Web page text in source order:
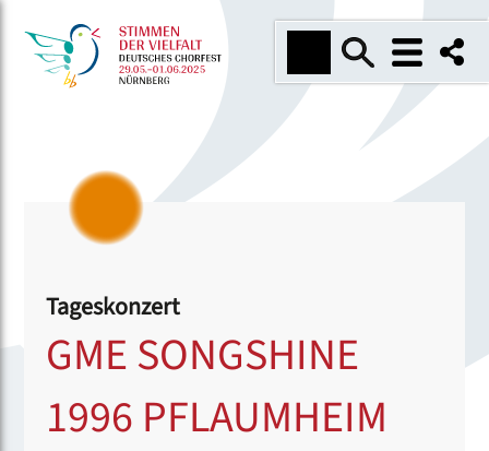
Tageskonzert
GME SONGSHINE
1996 PFLAUMHEIM